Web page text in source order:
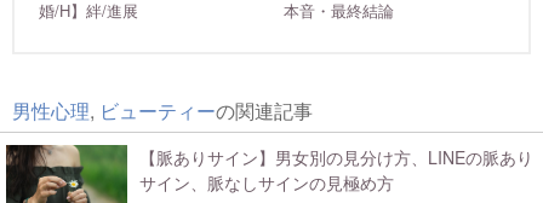
婚/H】絆/進展
本音・最終結論
男性心理, ビューティーの関連記事
【脈ありサイン】男女別の見分け方、LINEの脈あり
サイン、脈なしサインの見極め方